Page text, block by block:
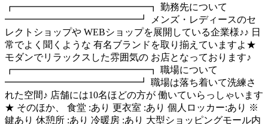
┏━━━━━━━━━━━━━━┓ 勤務先について
━━━━━━━━━━━━━━┛ メンズ・レディースのセ
レクトショップや WEBショップを展開している企業様♪♪ 日
常でよく聞くような 有名ブランドを取り揃えていますよ★
モダンでリラックスした雰囲気の お店となっております♪
┏━━━━━━━━━━━━━━┓ 職場について
━━━━━━━━━━━━━━┛ 職場は落ち着いて洗練さ
れた空間♪ 店舗には10名ほどの方が 働いていらっしゃいます
★ そのほか、 食堂 :あり 更衣室 :あり 個人ロッカー:あり ※
鍵あり 休憩所 :あり 冷暖房 :あり 大型ショッピングモール内